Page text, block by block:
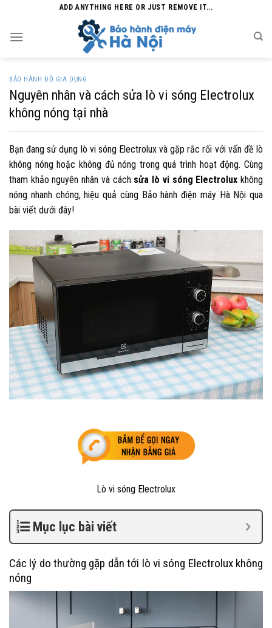
content
ADD ANYTHING HERE OR JUST REMOVE IT...
BẢO HÀNH ĐỒ GIA DỤNG
Nguyên nhân và cách sửa lò vi sóng Electrolux
không nóng tại nhà
Bạn đang sử dụng lò vi sóng Electrolux và gặp rắc rối với vấn đề lò
không nóng hoặc không đủ nóng trong quá trình hoạt động. Cùng
tham khảo nguyên nhân và cách sửa lò vi sóng Electrolux không
nóng nhanh chóng, hiệu quả cùng Bảo hành điện máy Hà Nội qua
bài viết dưới đây!
Lò vi sóng Electrolux
Mục lục bài viết
Các lý do thường gặp dẫn tới lò vi sóng Electrolux không
nóng